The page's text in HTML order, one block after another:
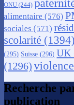
ONU (244)
alimentaire (576)
sociales (571)
scolarité (1394)
(295) Suisse (296) UK
(1296)violence
Recherche
publication